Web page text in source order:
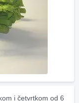
i četvrtkom od 6